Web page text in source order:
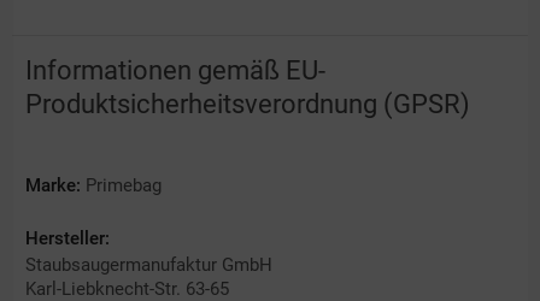
Informationen gemäß EU-
Produktsicherheitsverordnung (GPSR)
Marke: Primebag
Hersteller:
Staubsaugermanufaktur GmbH
Karl-Liebknecht-Str. 63-65